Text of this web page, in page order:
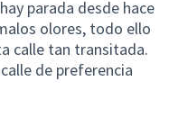
parada desde hace
olores, todo ello
calle tan transitada.
de preferencia